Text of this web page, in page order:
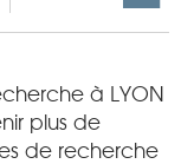
à LYON
plus de
de recherche